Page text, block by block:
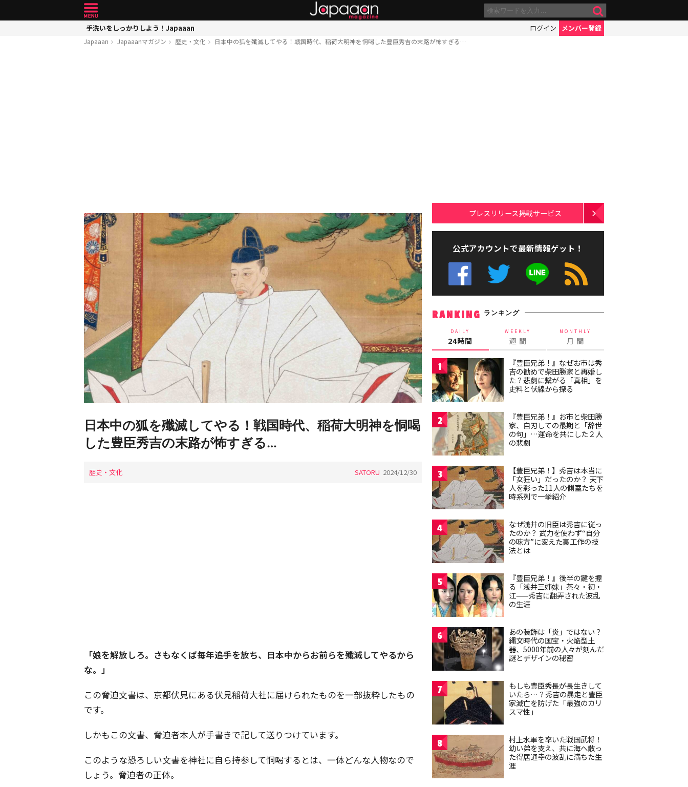
手洗いをしっかりしよう！Japaaan ログイン メンバー登録
Japaaan Japaaanマガジン 歴史・文化 日本中の狐を殲滅してやる！戦国時代、稲荷大明神を恫喝した豊臣秀吉の末路が怖すぎる…
日本中の狐を殲滅してやる！戦国時代、稲荷大明神を恫喝
した豊臣秀吉の末路が怖すぎる…
歴史・文化 SATORU 2024/12/30
「娘を解放しろ。さもなくば毎年追手を放ち、日本中からお前らを殲滅してやるから
な。」
この脅迫文書は、京都伏見にある伏見稲荷大社に届けられたものを一部抜粋したもの
です。
しかもこの文書、脅迫者本人が手書きで記して送りつけています。
このような恐ろしい文書を神社に自ら持参して恫喝するとは、一体どんな人物なので
しょう。脅迫者の正体。
プレスリリース掲載サービス
公式アカウントで最新情報ゲット！
RANKING ランキング
DAILY
24時間
WEEKLY
週 間
MONTHLY
月 間
1
『豊臣兄弟！』なぜお市は秀
吉の勧めで柴田勝家と再婚し
た？悲劇に繋がる「真相」を
史料と伏線から探る
2
『豊臣兄弟！』お市と柴田勝
家、自刃しての最期と「辞世
の句」…運命を共にした２人
の悲劇
3
【豊臣兄弟！】秀吉は本当に
「女狂い」だったのか？ 天下
人を彩った11人の側室たちを
時系列で一挙紹介
4
なぜ浅井の旧臣は秀吉に従っ
たのか？ 武力を使わず“自分
の味方”に変えた裏工作の技
法とは
5
『豊臣兄弟！』後半の鍵を握
る「浅井三姉妹」茶々・初・
江——秀吉に翻弄された波乱
の生涯
6
あの装飾は「炎」ではない？
縄文時代の国宝・火焔型土
器、5000年前の人々が刻んだ
謎とデザインの秘密
7
もしも豊臣秀長が長生きして
いたら…？秀吉の暴走と豊臣
家滅亡を防げた「最強のカリ
スマ性」
8
村上水軍を率いた戦国武将！
幼い弟を支え、共に海へ散っ
た得居通幸の波乱に満ちた生
涯